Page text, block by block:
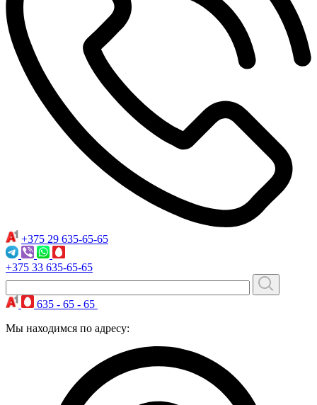
+375 29 635-65-65
+375 33 635-65-65
635 - 65 - 65
Мы находимся по адресу: